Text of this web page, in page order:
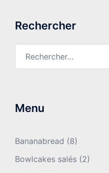
Rechercher
Menu
Bananabread (8)
Bowlcakes salés (2)